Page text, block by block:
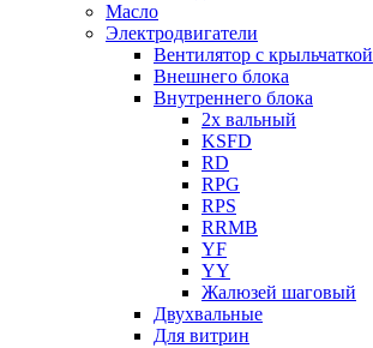
Масло
Электродвигатели
Вентилятор с крыльчаткой
Внешнего блока
Внутреннего блока
2х вальный
KSFD
RD
RPG
RPS
RRMB
YF
YY
Жалюзей шаговый
Двухвальные
Для витрин